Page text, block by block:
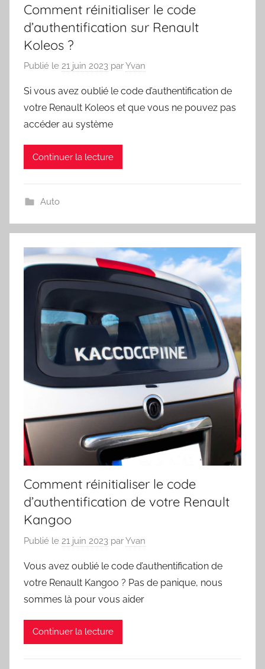
Comment réinitialiser le code
d’authentification sur Renault
Koleos ?
Publié le 21 juin 2023 parYvan
Si vous avez oublié le code d’authentification de
votre Renault Koleos et que vous ne pouvez pas
accéder au système
Continuer la lecture
Auto
Comment réinitialiser le code
d’authentification de votre Renault
Kangoo
Publié le 21 juin 2023 parYvan
Vous avez oublié le code d’authentification de
votre Renault Kangoo ? Pas de panique, nous
sommes là pour vous aider
Continuer la lecture